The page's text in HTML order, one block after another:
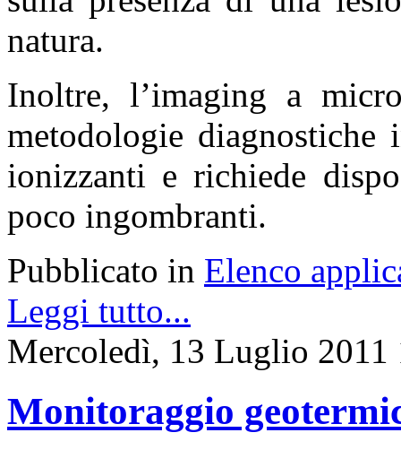
natura.
Inoltre, l’imaging a
metodologie
ionizzanti e richiede
poco ingombranti.
Pubblicato in Elenco
Leggi tutto...
Mercoledì, 13 Luglio 2011
Monitoraggio